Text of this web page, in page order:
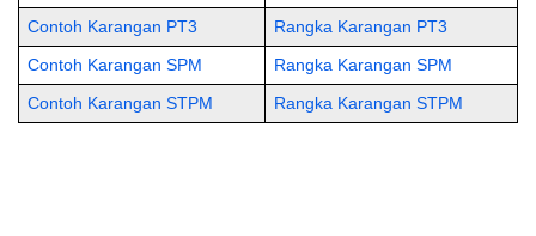
Contoh Karangan PT3 Rangka Karangan PT3
Contoh Karangan SPM Rangka Karangan SPM
Contoh Karangan STPM Rangka Karangan STPM